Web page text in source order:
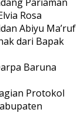
Rosa
Abiyu Ma’ruf
dari Bapak
Baruna
Protokol